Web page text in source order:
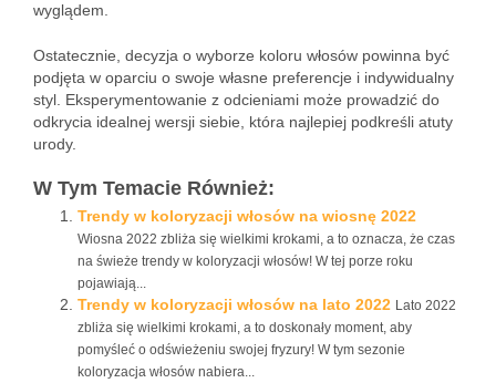
wyglądem.
Ostatecznie, decyzja o wyborze koloru włosów powinna być
podjęta w oparciu o swoje własne preferencje i indywidualny
styl. Eksperymentowanie z odcieniami może prowadzić do
odkrycia idealnej wersji siebie, która najlepiej podkreśli atuty
urody.
W Tym Temacie Również:
Trendy w koloryzacji włosów na wiosnę 2022
Wiosna 2022 zbliża się wielkimi krokami, a to oznacza, że czas
na świeże trendy w koloryzacji włosów! W tej porze roku
pojawiają...
Trendy w koloryzacji włosów na lato 2022 Lato 2022
zbliża się wielkimi krokami, a to doskonały moment, aby
pomyśleć o odświeżeniu swojej fryzury! W tym sezonie
koloryzacja włosów nabiera...